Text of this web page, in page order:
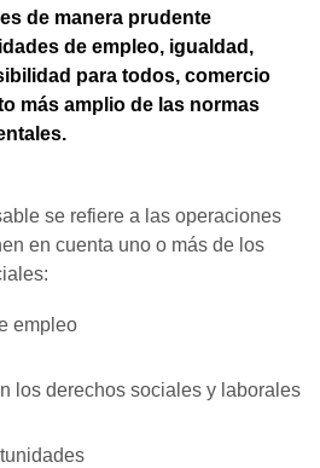
de manera prudente
de empleo, igualdad,
para todos, comercio
más amplio de las normas
se refiere a las operaciones
en cuenta uno o más de los
empleo
los derechos sociales y laborales